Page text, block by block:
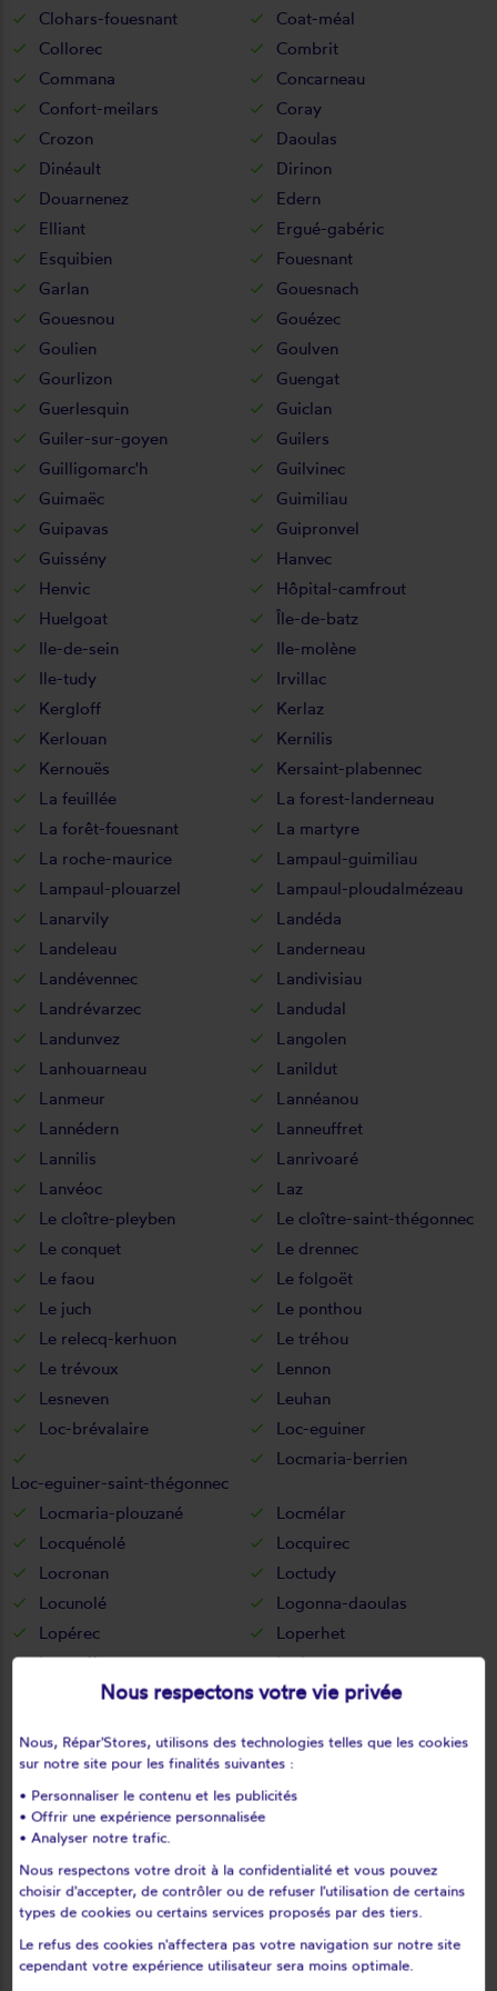
Clohars-fouesnant
Coat-méal
Collorec
Combrit
Commana
Concarneau
Confort-meilars
Coray
Crozon
Daoulas
Dinéault
Dirinon
Douarnenez
Edern
Elliant
Ergué-gabéric
Esquibien
Fouesnant
Garlan
Gouesnach
Gouesnou
Gouézec
Goulien
Goulven
Gourlizon
Guengat
Guerlesquin
Guiclan
Guiler-sur-goyen
Guilers
Guilligomarc'h
Guilvinec
Guimaëc
Guimiliau
Guipavas
Guipronvel
Guissény
Hanvec
Henvic
Hôpital-camfrout
Huelgoat
Île-de-batz
Ile-de-sein
Ile-molène
Ile-tudy
Irvillac
Kergloff
Kerlaz
Kerlouan
Kernilis
Kernouës
Kersaint-plabennec
La feuillée
La forest-landerneau
La forêt-fouesnant
La martyre
La roche-maurice
Lampaul-guimiliau
Lampaul-plouarzel
Lampaul-ploudalmézeau
Lanarvily
Landéda
Landeleau
Landerneau
Landévennec
Landivisiau
Landrévarzec
Landudal
Landunvez
Langolen
Lanhouarneau
Lanildut
Lanmeur
Lannéanou
Lannédern
Lanneuffret
Lannilis
Lanrivoaré
Lanvéoc
Laz
Le cloître-pleyben
Le cloître-saint-thégonnec
Le conquet
Le drennec
Le faou
Le folgoët
Le juch
Le ponthou
Le relecq-kerhuon
Le tréhou
Le trévoux
Lennon
Lesneven
Leuhan
Loc-brévalaire
Loc-eguiner
Loc-eguiner-saint-thégonnec
Locmaria-berrien
Locmaria-plouzané
Locmélar
Locquénolé
Locquirec
Locronan
Loctudy
Locunolé
Logonna-daoulas
Lopérec
Loperhet
Loqueffret
Lothey
Mahalon
Melgven
Milizac
Moëlan-sur-mer
Névez
Pencran
Peumerit
Peumérit
Plabennec
Pleuven
Plobannalec-lesconil
Ploéven
Nous respectons votre vie privée
Nous, Répar'Stores, utilisons des technologies telles que les cookies
sur notre site pour les finalités suivantes :
• Personnaliser le contenu et les publicités
• Offrir une expérience personnalisée
• Analyser notre trafic.
Nous respectons votre droit à la confidentialité et vous pouvez
choisir d'accepter, de contrôler ou de refuser l'utilisation de certains
types de cookies ou certains services proposés par des tiers.
Le refus des cookies n'affectera pas votre navigation sur notre site
cependant votre expérience utilisateur sera moins optimale.